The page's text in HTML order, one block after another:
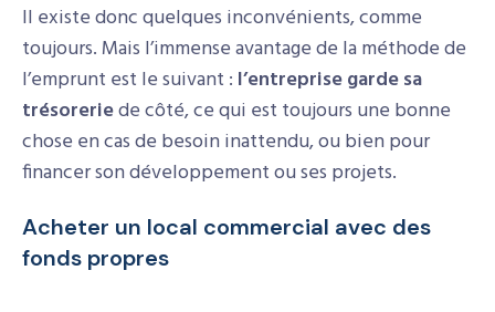
Il existe donc quelques inconvénients, comme
toujours. Mais l’immense avantage de la méthode de
l’emprunt est le suivant : l’entreprise garde sa
trésoreriede côté, ce qui est toujours une bonne
chose en cas de besoin inattendu, ou bien pour
financer son développement ou ses projets.
Acheter un local commercial avec des
fonds propres